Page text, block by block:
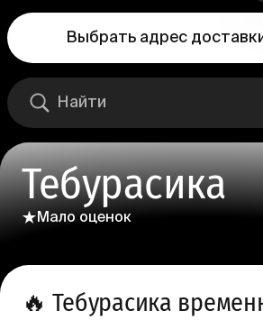
Выбрать адрес
Тебурасика
Мало оценок
🔥 Тебурасика